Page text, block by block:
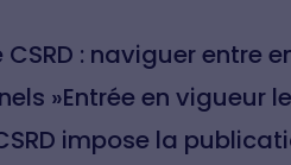
CSRD : naviguer entre
»Entrée en vigueur
impose la